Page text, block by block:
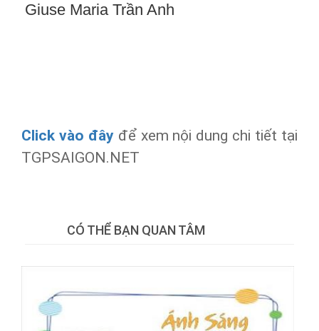
Giuse Maria Trần Anh
Click vào đây để xem nội dung chi tiết tại
TGPSAIGON.NET
CÓ THỂ BẠN QUAN TÂM